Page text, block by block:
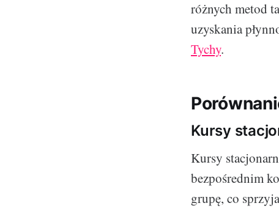
różnych metod
uzyskania
Tychy.
Kursy
Kursy
bezpośrednim
grupę, co